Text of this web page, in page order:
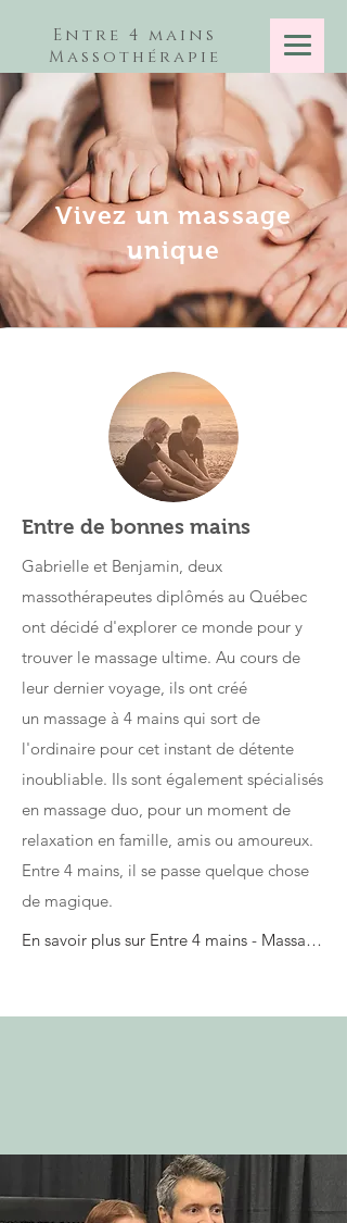
Entre 4 mains
Massothérapie
Vivez un massage
unique
Entre de bonnes mains
Gabrielle et Benjamin, deux
massothérapeutes diplômés au Québec
ont décidé d'explorer ce monde pour y
trouver le massage ultime. Au cours de
leur dernier voyage, ils ont créé
un massage à 4 mains qui sort de
l'ordinaire pour cet instant de détente
inoubliable. Ils sont également spécialisés
en massage duo, pour un moment de
relaxation en famille, amis ou amoureux.
Entre 4 mains, il se passe quelque chose
de magique.
En savoir plus sur Entre 4 mains - Massages uniques